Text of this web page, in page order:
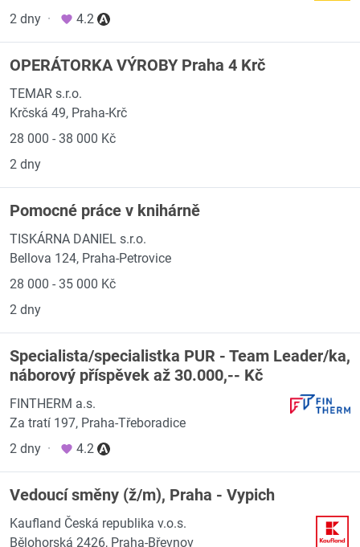
2 dny · 4.2
OPERÁTORKA VÝROBY Praha 4 Krč
TEMAR s.r.o.
Krčská 49, Praha-Krč
28 000 - 38 000 Kč
2 dny
Pomocné práce v knihárně
TISKÁRNA DANIEL s.r.o.
Bellova 124, Praha-Petrovice
28 000 - 35 000 Kč
2 dny
Specialista/specialistka PUR - Team Leader/ka,
náborový příspěvek až 30.000,-- Kč
FINTHERM a.s.
Za tratí 197, Praha-Třeboradice
2 dny · 4.2
Vedoucí směny (ž/m), Praha - Vypich
Kaufland Česká republika v.o.s.
Bělohorská 2426, Praha-Břevnov